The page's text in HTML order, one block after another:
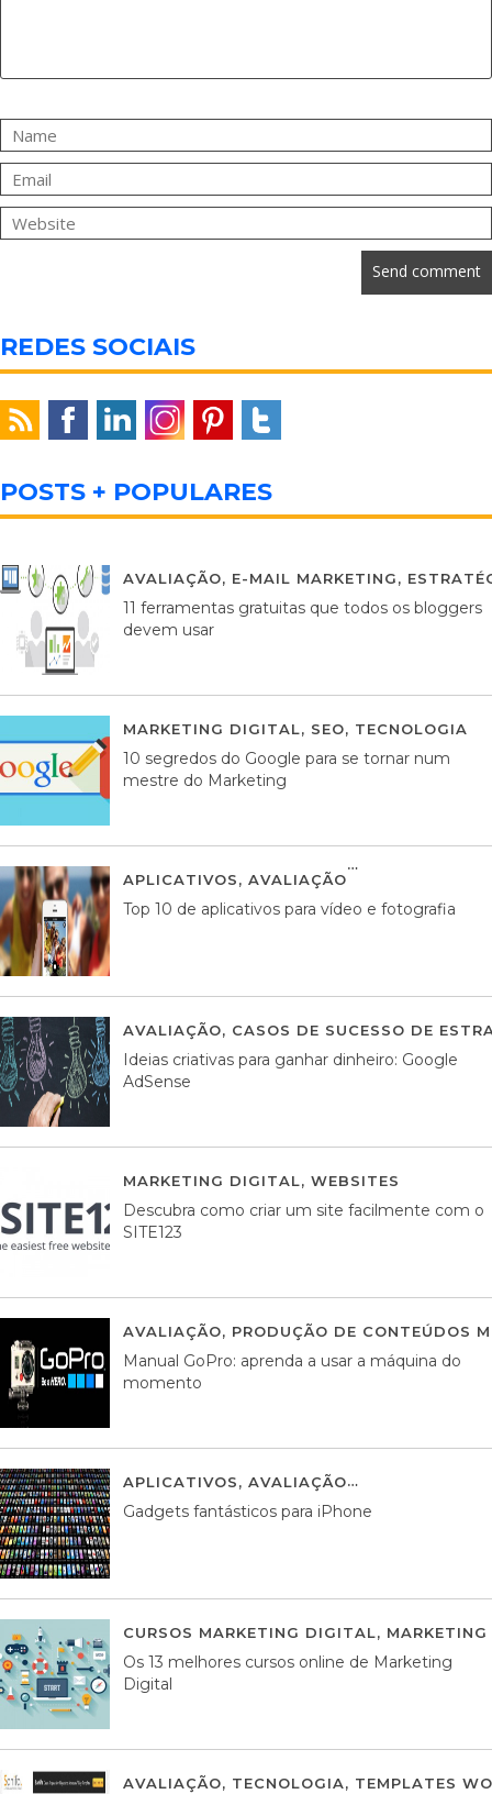
REDES SOCIAIS
POSTS + POPULARES
AVALIAÇÃO, E-MAIL MARKETING,
11 ferramentas gratuitas que todos os bloggers
devem usar
MARKETING DIGITAL, SEO, TECNOLOGIA
10 segredos do Google para se tornar num
mestre do Marketing
APLICATIVOS, AVALIAÇÃO
Top 10 de aplicativos para vídeo e fotografia
AVALIAÇÃO, CASOS DE SUCESSO DE
Ideias criativas para ganhar dinheiro: Google
AdSense
MARKETING DIGITAL, WEBSITES
Descubra como criar um site facilmente com o
SITE123
AVALIAÇÃO, PRODUÇÃO DE CONTEÚDOS
Manual GoPro: aprenda a usar a máquina do
momento
APLICATIVOS, AVALIAÇÃO
Gadgets fantásticos para iPhone
CURSOS MARKETING DIGITAL,
Os 13 melhores cursos online de Marketing
Digital
AVALIAÇÃO, TECNOLOGIA, TEMPLATES